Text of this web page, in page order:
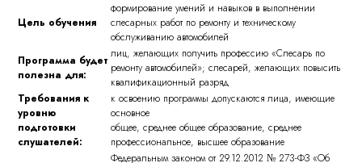
Цель обучения
формирование умений и навыков в выполнении
слесарных работ по ремонту и техническому
обслуживанию автомобилей
Программа будет
полезна для:
лиц, желающих получить профессию «Слесарь по
ремонту автомобилей»; слесарей, желающих повысить
квалификационный разряд
Требования к
уровню
подготовки
слушателей:
к освоению программы допускаются лица, имеющие
основное
общее, среднее общее образование, среднее
профессиональное, высшее образование
Федеральным законом от 29.12.2012 № 273-ФЗ «Об